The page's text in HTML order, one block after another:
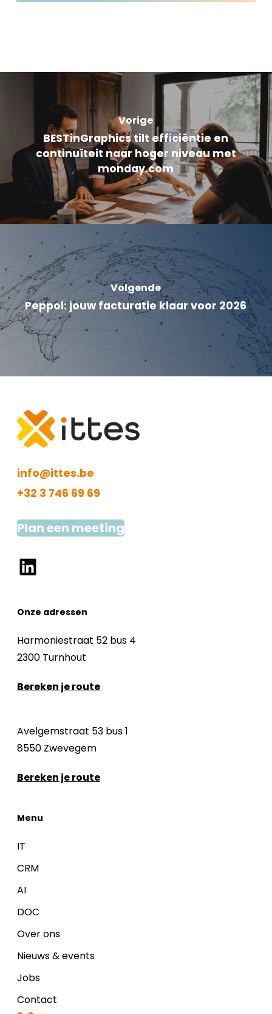
Vorige
BESTinGraphics tilt efficiëntie en
continuïteit naar hoger niveau met
monday.com
Volgende
Peppol: jouw facturatie klaar voor 2026
info@ittes.be
+32 3 746 69 69
Plan een meeting
Onze adressen
Harmoniestraat 52 bus 4
2300 Turnhout
Bereken je route
Avelgemstraat 53 bus 1
8550 Zwevegem
Bereken je route
Menu
IT
CRM
AI
DOC
Over ons
Nieuws & events
Jobs
Contact